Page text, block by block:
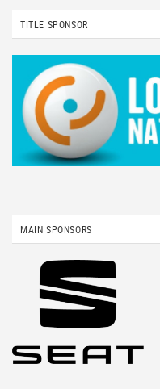
TITLE SPONSOR
MAIN SPONSORS